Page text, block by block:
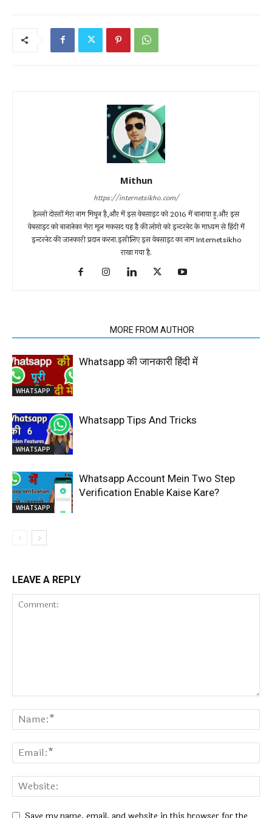
Mithun
https://internetsikho.com/
हेल्लो दोस्तों मेरा नाम मिथुन है,और में इस वेबसाइट को 2016 में बानाया हु.और इस
वेबसाइट को बानानेका मेरा मूल मकसद यह है की लोगो को इन्टरनेट के माध्यम से हिंदी में
इन्टरनेट की जानकारी प्रदान करना.इसीलिए इस वेबसाइट का नाम Internetsikho
राखा गया है.
MORE FROM AUTHOR
WHATSAPP
Whatsapp की जानकारी हिंदी में
WHATSAPP
Whatsapp Tips And Tricks
WHATSAPP
Whatsapp Account Mein Two Step
Verification Enable Kaise Kare?
LEAVE A REPLY